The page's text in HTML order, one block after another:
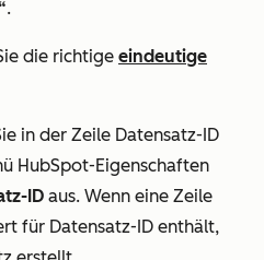
.
die richtige eindeutige
in der Zeile Datensatz-ID
HubSpot-Eigenschaften
ID aus. Wenn eine Zeile
für Datensatz-ID enthält,